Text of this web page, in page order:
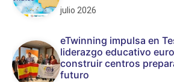
julio 2026
eTwinning impulsa en
liderazgo educativo
construir centros
futuro